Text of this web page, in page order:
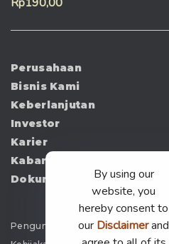
Perusahaan
Bisnis Kami
Keberlanjutan
Investor
Karier
Kabar
Dokumen
Pengumuman
By using our
website, you
hereby consent to
our Disclaimerand